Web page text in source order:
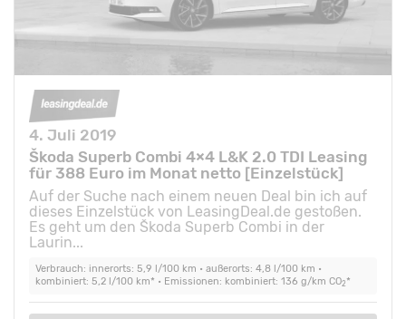
4. Juli 2019
Škoda Superb Combi 4×4 L&K 2.0 TDI Leasing
für 388 Euro im Monat netto [Einzelstück]
Auf der Suche nach einem neuen Deal bin ich auf
dieses Einzelstück von LeasingDeal.de gestoßen.
Es geht um den Škoda Superb Combi in der
Laurin...
Verbrauch: innerorts: 5,9 l/100 km • außerorts: 4,8 l/100 km •
kombiniert: 5,2 l/100 km* • Emissionen: kombiniert: 136 g/km CO2*